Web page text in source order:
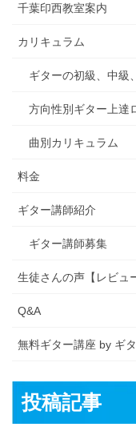
千葉印西教室案内
カリキュラム
ギターの初級、中級
方向性別ギター上達
曲別カリキュラム
料金
ギター講師紹介
ギター講師募集
生徒さんの声【レビュ
Q&A
無料ギター講座 by ギ
投稿記事